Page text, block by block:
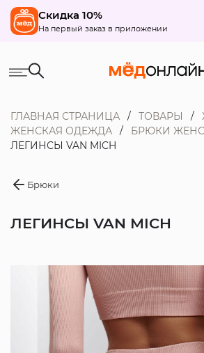
Скидка 10%
На первый заказ в приложении
ГЛАВНАЯ СТРАНИЦА ТОВАРЫ
ЖЕНСКАЯ ОДЕЖДА
БРЮКИ
ЛЕГИНСЫ VAN MICH
Брюки
ЛЕГИНСЫ VAN MICH